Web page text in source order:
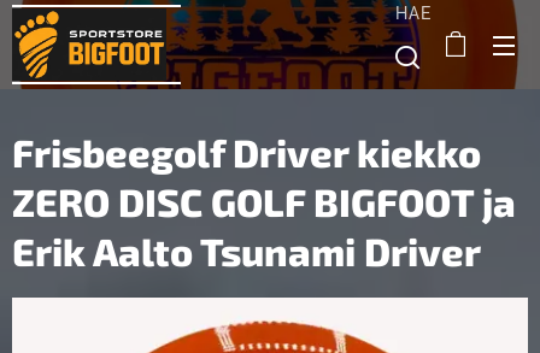
HAE
Frisbeegolf Driver kiekko
ZERO DISC GOLF BIGFOOT ja
Erik Aalto Tsunami Driver